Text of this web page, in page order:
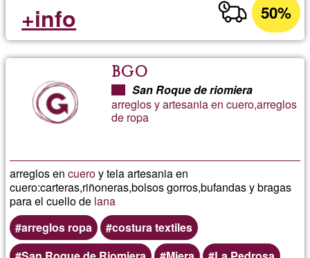
50%
+info
BGO
San Roque de riomiera
arreglos y artesania en cuero,arreglos
de ropa
arreglos encueroy tela artesania en
cuero:carteras,riñoneras,bolsos gorros,bufandas y bragas
para el cuello de lana
arreglos ropa
costura textiles